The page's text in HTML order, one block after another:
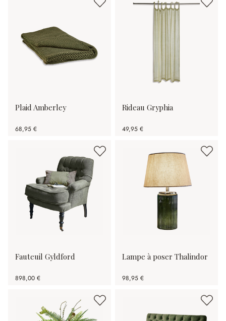
Plaid Amberley
68,95 €
Rideau Gryphia
49,95 €
Fauteuil Gyldford
898,00 €
Lampe à poser Thalindor
98,95 €